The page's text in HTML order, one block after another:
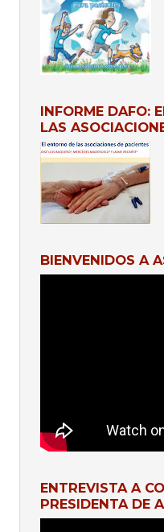
INFORME DAFO:
LAS
BIENVENIDOS A
ENTREVISTA A
PRESIDENTA DE